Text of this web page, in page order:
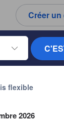
Créer
Entrée pour
flèches du
flexible
2026
que vous